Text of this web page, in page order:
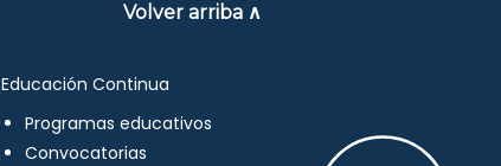
Volver arriba ∧
Educación Continua
Programas educativos
Convocatorias